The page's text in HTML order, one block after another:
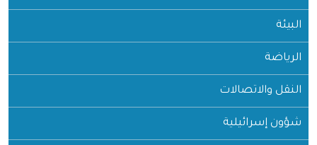
البيئة
الرياضة
النقل والاتصالات
شؤون إسرائيلية